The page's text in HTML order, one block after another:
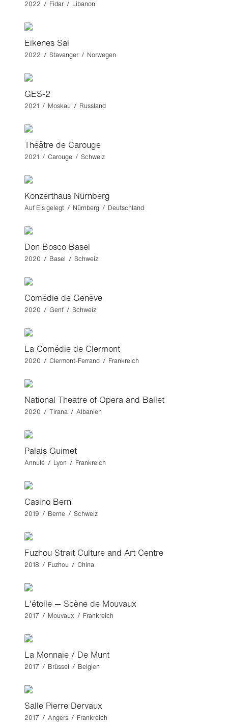
2022 / Fidar / Libanon
Eikenes Sal
2022 / Stavanger / Norwegen
GES-2
2021 / Moskau / Russland
Théâtre de Carouge
2021 / Carouge / Schweiz
Konzerthaus Nürnberg
Auf Eis gelegt / Nürnberg / Deutschland
Don Bosco Basel
2020 / Basel / Schweiz
Comédie de Genève
2020 / Genf / Schweiz
La Comédie de Clermont
2020 / Clermont-Ferrand / Frankreich
National Theatre of Opera and Ballet
2020 / Tirana / Albanien
Palais Guimet
Annulé / Lyon / Frankreich
Casino Bern
2019 / Berne / Schweiz
Fuzhou Strait Culture and Art Centre
2018 / Fuzhou / China
L'étoile — Scène de Mouvaux
2017 / Mouvaux / Frankreich
La Monnaie / De Munt
2017 / Brüssel / Belgien
Salle Pierre Dervaux
2017 / Angers / Frankreich